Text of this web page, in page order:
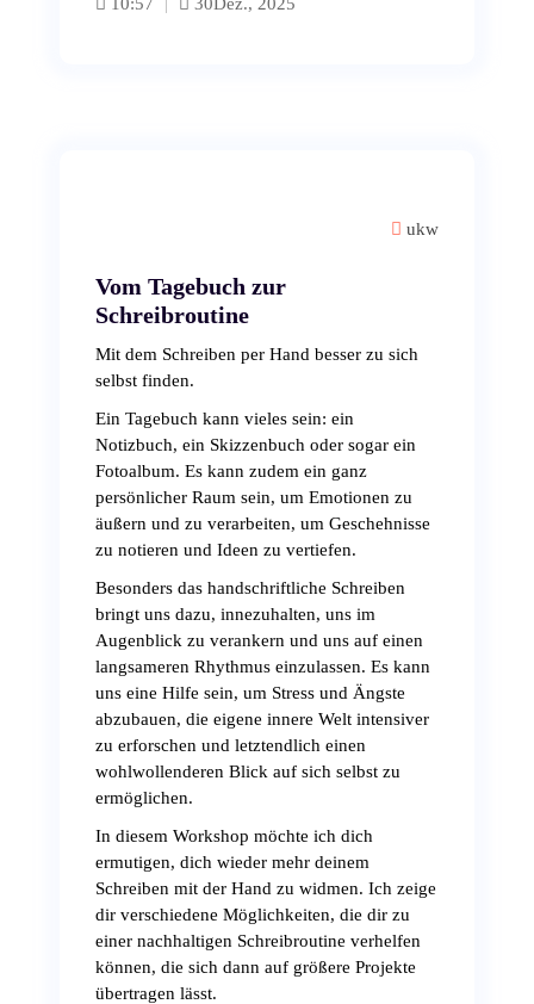
ukw
Vom Tagebuch zur
Schreibroutine
Mit dem Schreiben per Hand besser zu sich
selbst finden.
Ein Tagebuch kann vieles sein: ein
Notizbuch, ein Skizzenbuch oder sogar ein
Fotoalbum. Es kann zudem ein ganz
persönlicher Raum sein, um Emotionen zu
äußern und zu verarbeiten, um Geschehnisse
zu notieren und Ideen zu vertiefen.
Besonders das handschriftliche Schreiben
bringt uns dazu, innezuhalten, uns im
Augenblick zu verankern und uns auf einen
langsameren Rhythmus einzulassen. Es kann
uns eine Hilfe sein, um Stress und Ängste
abzubauen, die eigene innere Welt intensiver
zu erforschen und letztendlich einen
wohlwollenderen Blick auf sich selbst zu
ermöglichen.
In diesem Workshop möchte ich dich
ermutigen, dich wieder mehr deinem
Schreiben mit der Hand zu widmen. Ich zeige
dir verschiedene Möglichkeiten, die dir zu
einer nachhaltigen Schreibroutine verhelfen
können, die sich dann auf größere Projekte
übertragen lässt.